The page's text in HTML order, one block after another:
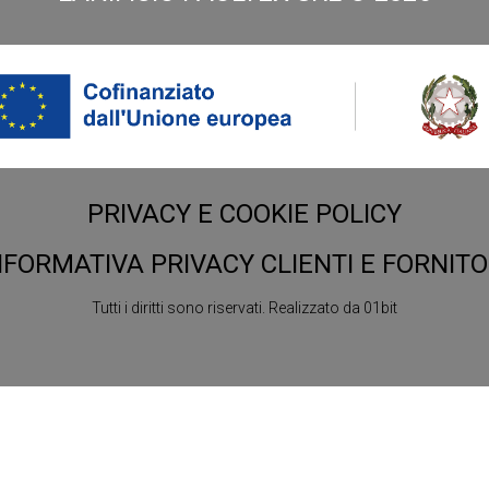
PRIVACY E COOKIE POLICY
PRIVACY CLIENTI E
Tutti i diritti sono riservati. Realizzato da 01bit